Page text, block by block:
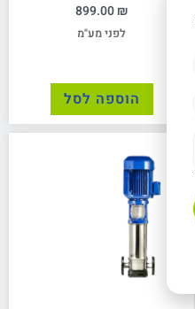
899.00₪
לפני מע"מ
הוספה לסל